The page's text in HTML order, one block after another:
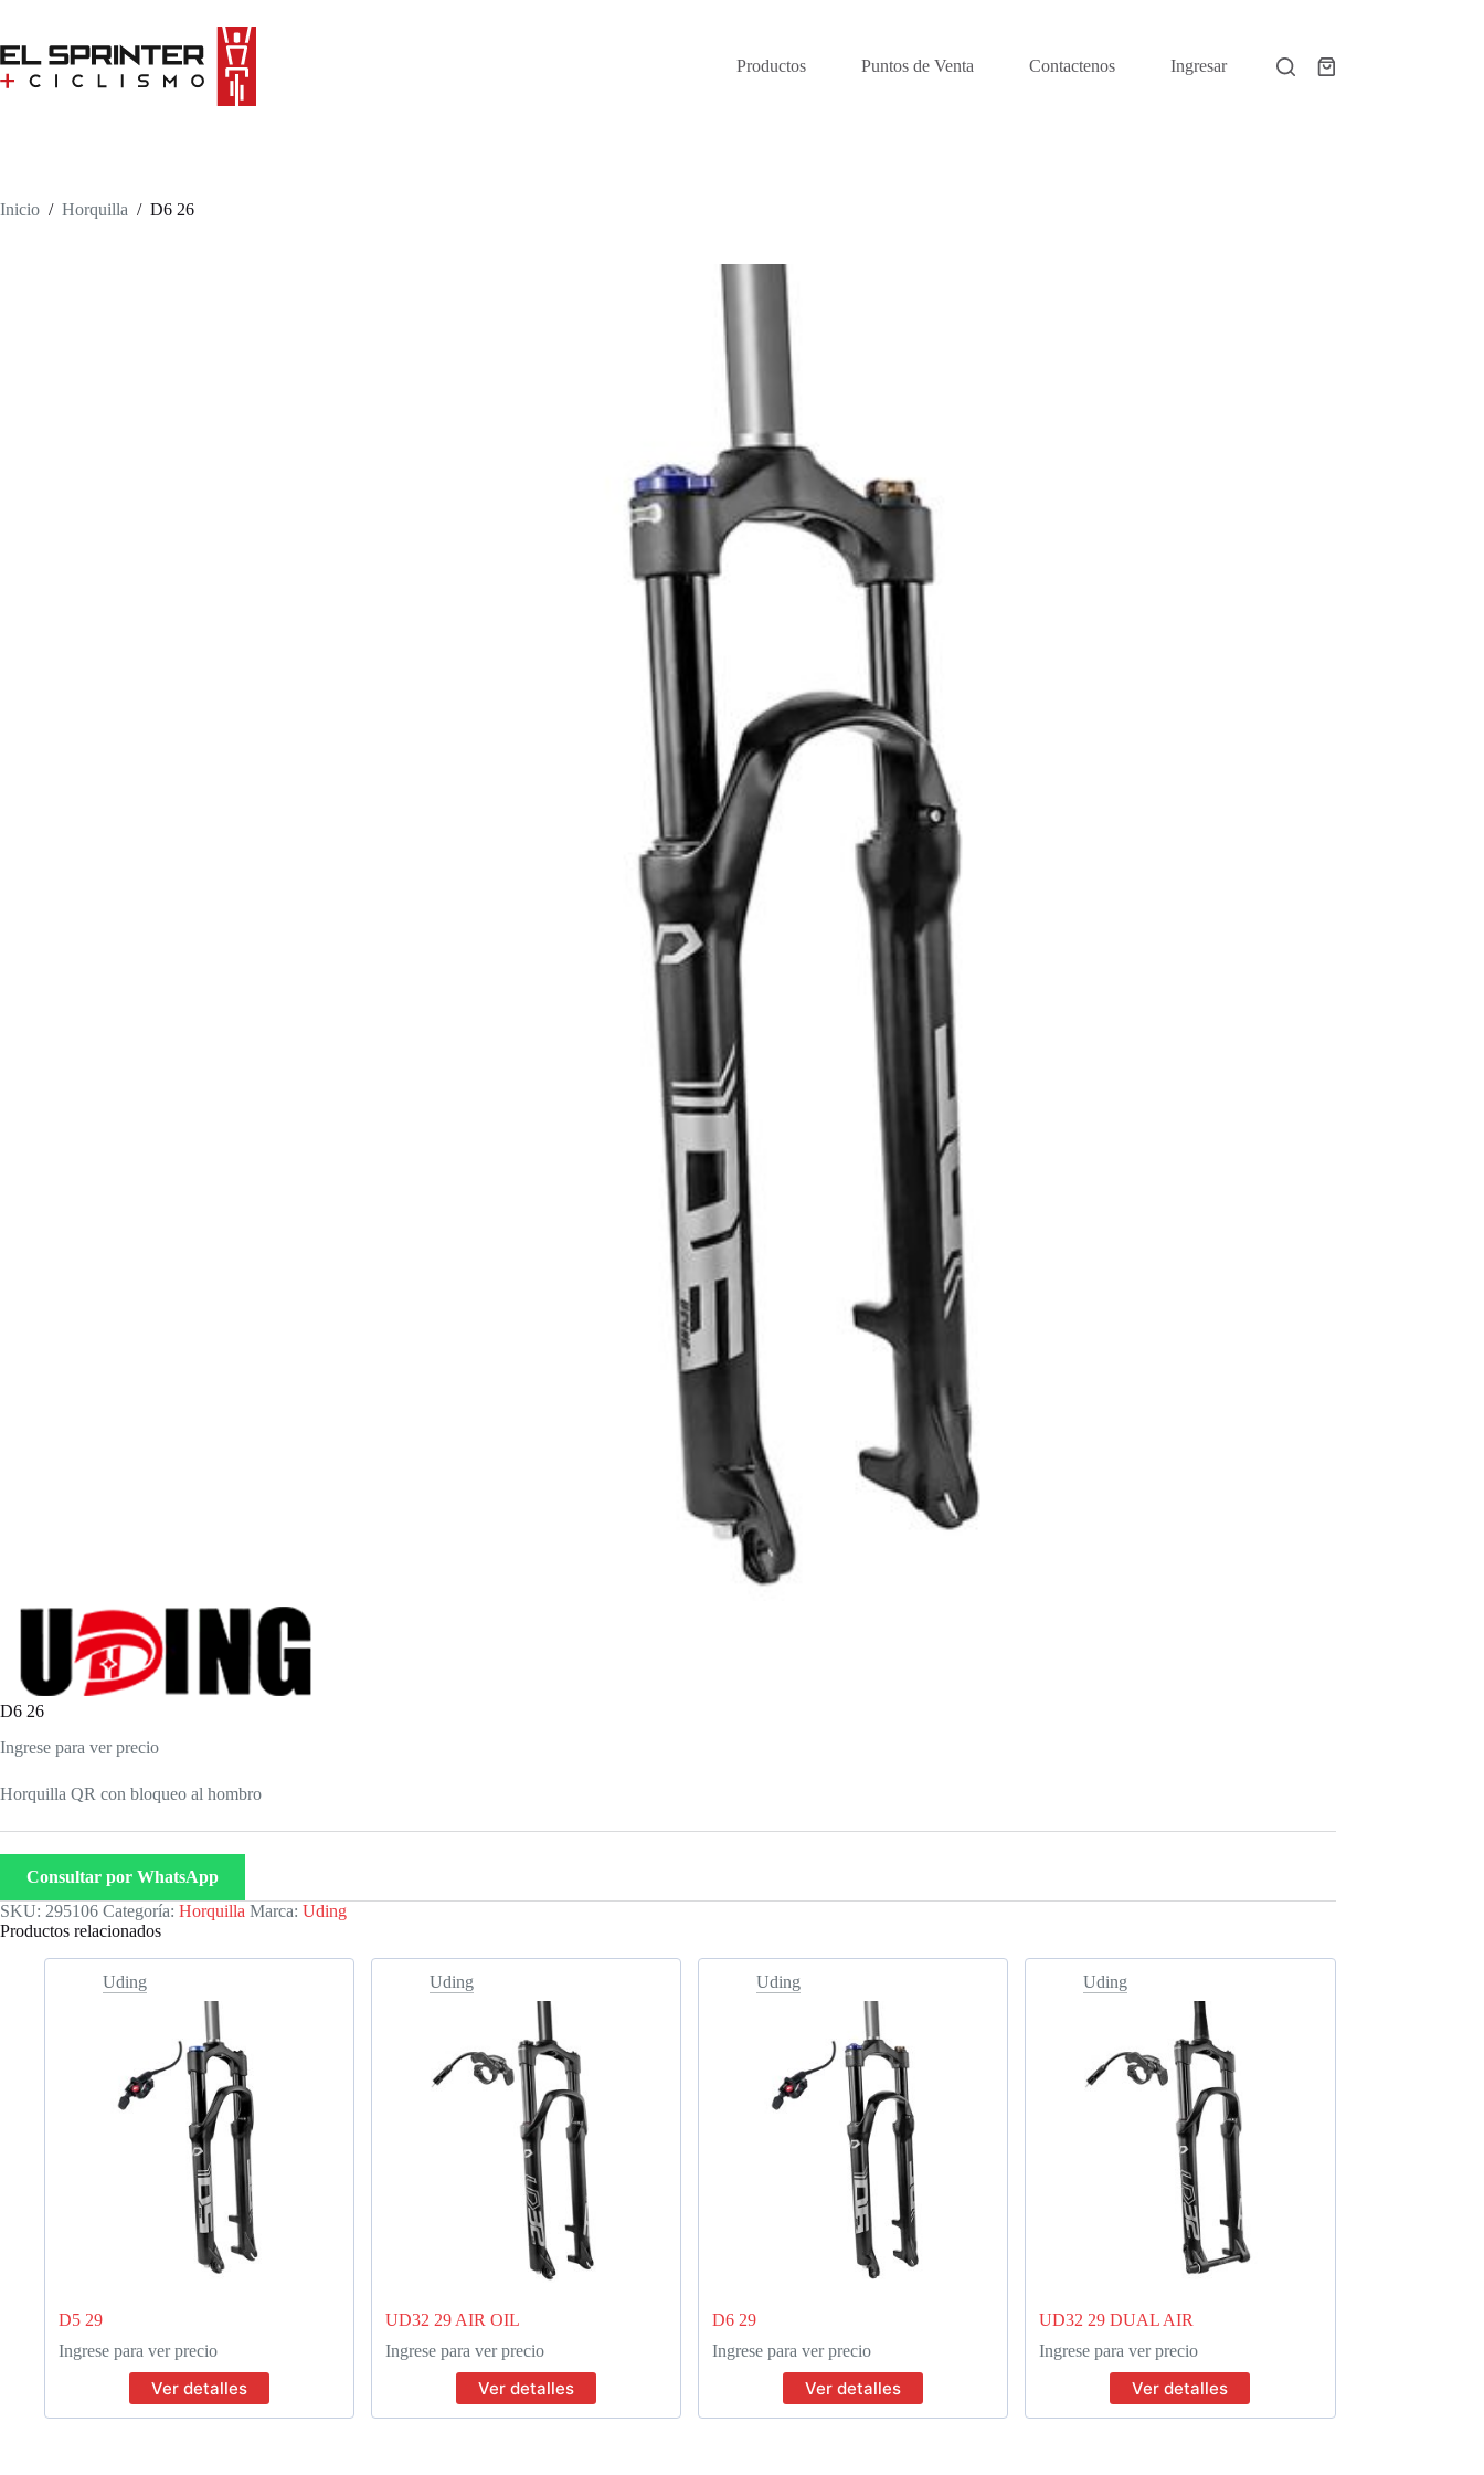
content
Productos
Puntos de Venta Contactenos Ingresar
Shopping
Inicio / Horquilla / D6 26
D6 26
Ingrese para ver precio
Horquilla QR con bloqueo al hombro
Consultar por WhatsApp
SKU: 295106 Categoría: Horquilla Marca: Uding
Productos relacionados
Uding
D5 29
Ingrese para ver precio
Ver detalles
Uding
UD32 29 AIR OIL
Ingrese para ver precio
Ver detalles
Uding
D6 29
Ingrese para ver precio
Ver detalles
Uding
UD32 29 DUAL AIR
Ingrese para ver precio
Ver detalles